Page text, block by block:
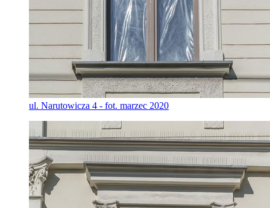
ul. Narutowicza 4 - fot. marzec 2020